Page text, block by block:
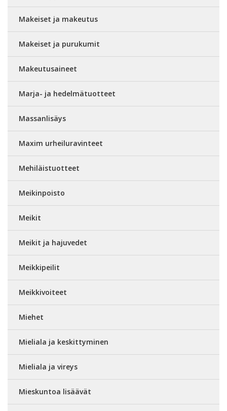
Makeiset ja makeutus
Makeiset ja purukumit
Makeutusaineet
Marja- ja hedelmätuotteet
Massanlisäys
Maxim urheiluravinteet
Mehiläistuotteet
Meikinpoisto
Meikit
Meikit ja hajuvedet
Meikkipeilit
Meikkivoiteet
Miehet
Mieliala ja keskittyminen
Mieliala ja vireys
Mieskuntoa lisäävät